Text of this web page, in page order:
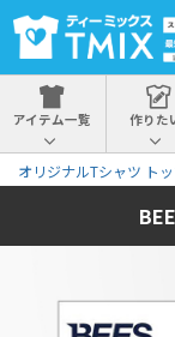
アイテム一覧 作りた
オリジナルTシャツ ト